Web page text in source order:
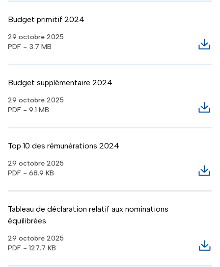
Budget primitif 2024
29 octobre 2025
PDF - 3.7 MB
Budget supplémentaire 2024
29 octobre 2025
PDF - 9.1 MB
Top 10 des rémunérations 2024
29 octobre 2025
PDF - 68.9 KB
Tableau de déclaration relatif aux nominations
équilibrées
29 octobre 2025
PDF - 127.7 KB